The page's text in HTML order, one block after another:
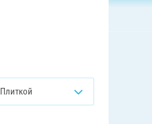
Плиткой